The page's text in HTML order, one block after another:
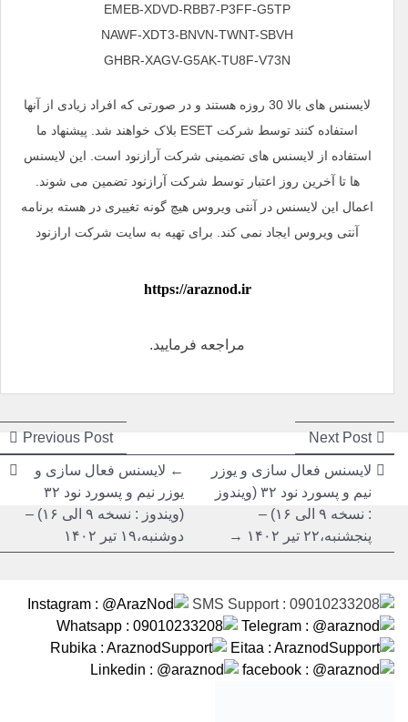
EMEB-XDVD-RBB7-P3FF-G5TP
NAWF-XDT3-BNVN-TWNT-SBVH
GHBR-XAGV-G5AK-TU8F-V73N
لایسنس های بالا 30 روزه هستند و در صورتی که افراد زیادی از آنها
استفاده کنند توسط شرکت ESET بلاک خواهند شد. پیشنهاد ما
استفاده از لایسنس های تضمینی شرکت آرازنود است. این لایسنس
ها تا آخرین روز اعتبار توسط شرکت آرازنود تضمین می شوند.
اعمال این لایسنس در آنتی ویروس هیچ گونه تغییری در هسته برنامه
آنتی ویروس ایجاد نمی کند. برای تهیه به سایت شرکت ارازنود
https://araznod.ir
مراجعه فرمایید.
راهبری
نوشته
Previous Post Next Post
post:
راهبری
نوشته
← لایسنس فعال سازی و
یوزر نیم و پسورد نود ۳۲
(ویندوز : نسخه ۹ الی ۱۶) –
دوشنبه،۱۹ تیر ۱۴۰۲
لایسنس فعال سازی و یوزر
نیم و پسورد نود ۳۲ (ویندوز
: نسخه ۹ الی ۱۶) –
پنجشنبه،۲۲ تیر ۱۴۰۲ →